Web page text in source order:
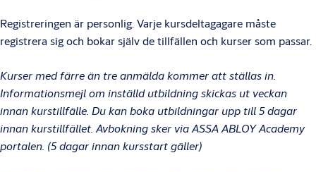
Registreringen är personlig. Varje kursdeltagagare måste
registrera sig och bokar själv de tillfällen och kurser som passar.
Kurser med färre än tre anmälda kommer att ställas in.
Informationsmejl om inställd utbildning skickas ut veckan
innan kurstillfälle. Du kan boka utbildningar upp till 5 dagar
innan kurstillfället. Avbokning sker via ASSA ABLOY Academy
portalen. (5 dagar innan kursstart gäller)